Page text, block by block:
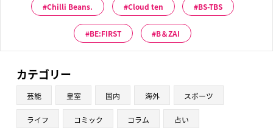
Chilli Beans. Cloud ten BS-TBS
BE:FIRST B＆ZAI
カテゴリー
芸能 皇室 国内 海外 スポーツ
ライフ コミック コラム 占い